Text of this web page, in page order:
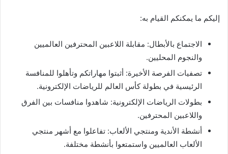
إليكم ما يمكنكم القيام به:
الاجتماع بالأبطال: مقابلة اللاعبين المحترفين العالميين
والنجوم المحليين.
تصفيات الفرصة الأخيرة: أثبتوا مهاراتكم وتأهلوا للمنافسة
الرئيسية في بطولة كأس العالم للرياضات الإلكترونية.
بطولات الرياضات الإلكترونية: شاهدوا منافسات بين الفرق
واللاعبين المحترفين.
أنشطة الأندية ومنتجي الألعاب: تفاعلوا مع أشهر منتجي
الألعاب العالميين واستمتعوا بأنشطة مختلفة.